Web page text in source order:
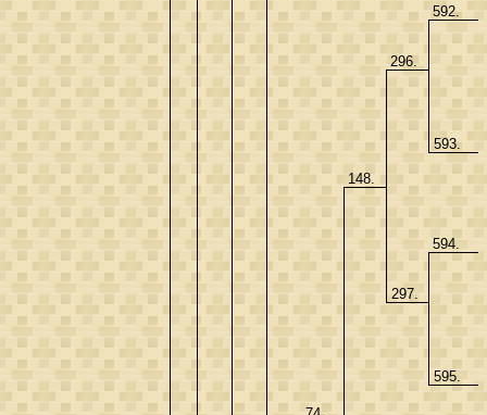
148.
296.
592.
593.
297.
594.
595.